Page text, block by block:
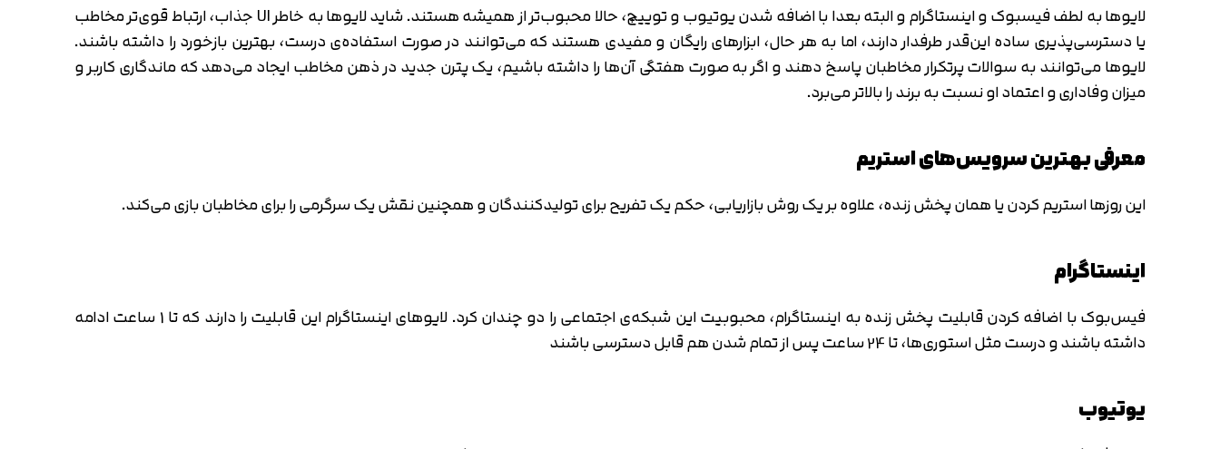
لایوها به لطف فیسبوک و اینستاگرام و البته بعدا با اضافه شدن یوتیوب و توییچ، حالا محبوب‌تر از همیشه هستند. شاید لایوها به خاطر UI جذاب، ارتباط قوی‌تر مخاطب
یا دسترسی‌پذیری ساده این‌قدر طرفدار دارند، اما به هر حال، ابزارهای رایگان و مفیدی هستند که می‌توانند در صورت استفاده‌ی درست، بهترین بازخورد را داشته باشند.
لایوها می‌توانند به سوالات پرتکرار مخاطبان پاسخ دهند و اگر به صورت هفتگی آن‌ها را داشته باشیم، یک پترن جدید در ذهن مخاطب ایجاد می‌دهد که ماندگاری کاربر و
میزان وفاداری و اعتماد او نسبت به برند را بالاتر می‌برد.
معرفی بهترین سرویس‌های استریم
این روزها استریم کردن یا همان پخش زنده، علاوه بر یک روش بازاریابی، حکم یک تفریح برای تولیدکنندگان و همچنین نقش یک سرگرمی را برای مخاطبان بازی می‌کند.
اینستاگرام
فیس‌بوک با اضافه کردن قابلیت پخش زنده به اینستاگرام، محبوبیت این شبکه‌ی اجتماعی را دو چندان کرد. لایو‌های اینستاگرام این قابلیت را دارند که تا 1 ساعت ادامه
داشته باشند و درست مثل استوری‌ها، تا 24 ساعت پس از تمام شدن هم قابل دسترسی باشند
یوتیوب